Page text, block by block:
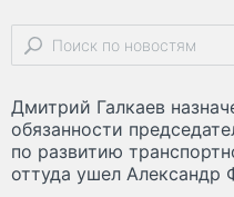
Дмитрий Галкаев
обязанности
по развитию
оттуда ушел Александр